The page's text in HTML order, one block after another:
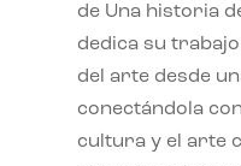
de Una historia
dedica su
del arte desde
conectándola
cultura y el arte